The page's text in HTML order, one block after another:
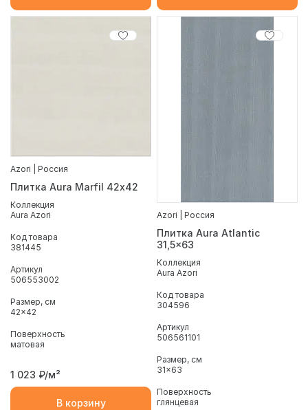
Azori | Россия
Плитка Aura Marfil 42х42
Коллекция
Aura Azori
Код товара
381445
Артикул
506553002
Размер, см
42x42
Поверхность
матовая
1 023 ₽/м²
В корзину
Azori | Россия
Плитка Aura Atlantic
31,5x63
Коллекция
Aura Azori
Код товара
304596
Артикул
506561101
Размер, см
31x63
Поверхность
глянцевая